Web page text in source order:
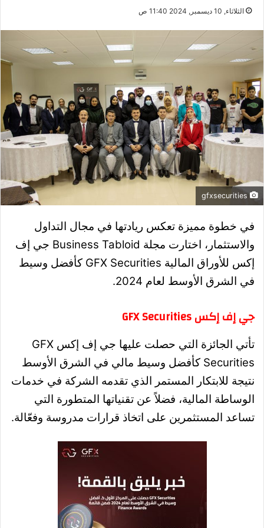
الثلاثاء, 10 ديسمبر, 2024 11:40 ص
gfxsecurities
في خطوة مميزة تعكس ريادتها في مجال التداول
والاستثمار، اختارت مجلة Business Tabloid
جي إف
إكس للأوراق المالية GFX Securities كأفضل وسيط
في الشرق الأوسط لعام 2024.
جي إف إكس GFX Securities
تأتي الجائزة التي حصلت عليها جي إف إكس GFX
Securities كأفضل وسيط مالي في الشرق الأوسط
نتيجة للابتكار المستمر الذي تقدمه الشركة في خدمات
الوساطة المالية، فضلاً عن تقنياتها المتطورة التي
تساعد المستثمرين على اتخاذ قرارات مدروسة وفعّالة.